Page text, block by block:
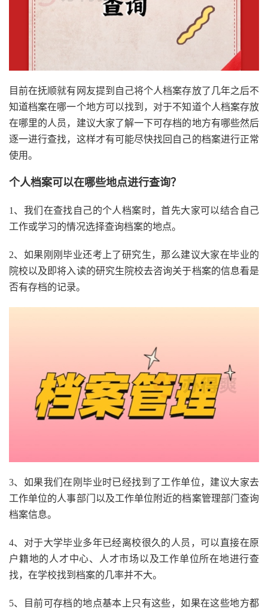
目前在抚顺就有网友提到自己将个人档案存放了几年之后不
知道档案在哪一个地方可以找到，对于不知道个人档案存放
在哪里的人员，建议大家了解一下可存档的地方有哪些然后
逐一进行查找，这样才有可能尽快找回自己的档案进行正常
使用。
个人档案可以在哪些地点进行查询？
1、我们在查找自己的个人档案时，首先大家可以结合自己
工作或学习的情况选择查询档案的地点。
2、如果刚刚毕业还考上了研究生，那么建议大家在毕业的
院校以及即将入读的研究生院校去咨询关于档案的信息看是
否有存档的记录。
3、如果我们在刚毕业时已经找到了工作单位，建议大家去
工作单位的人事部门以及工作单位附近的档案管理部门查询
档案信息。
4、对于大学毕业多年已经离校很久的人员，可以直接在原
户籍地的人才中心、人才市场以及工作单位所在地进行查
找，在学校找到档案的几率并不大。
5、目前可存档的地点基本上只有这些，如果在这些地方都